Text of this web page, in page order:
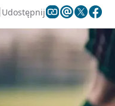
Udostępnij